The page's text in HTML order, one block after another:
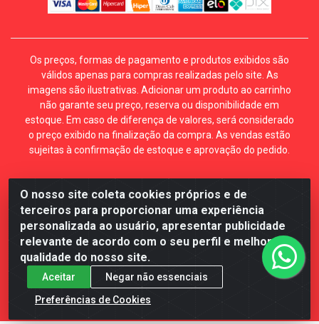
O nosso site coleta cookies próprios e de
terceiros para proporcionar uma experiência
personalizada ao usuário, apresentar publicidade
relevante de acordo com o seu perfil e melhorar a
qualidade do nosso site.
Aceitar
Negar não essenciais
Preferências de Cookies
Os preços, formas de pagamento e produtos exibidos são
válidos apenas para compras realizadas pelo site. As
imagens são ilustrativas. Adicionar um produto ao carrinho
não garante seu preço, reserva ou disponibilidade em
estoque. Em caso de diferença de valores, será considerado
o preço exibido na finalização da compra. As vendas estão
sujeitas à confirmação de estoque e aprovação do pedido.
Mécari Distribuidora - Av. Gury Marques, 5164. Jd Centro
Oeste. Campo Grande MS. CEP 79072-000. CNPJ
70.357.959/0001-64